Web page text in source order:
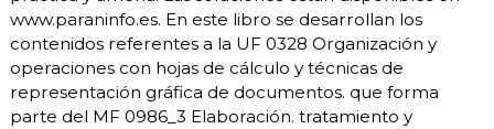
www.paraninfo.es. En este libro se desarrollan los
contenidos referentes a la UF 0328 Organización y
operaciones con hojas de cálculo y técnicas de
representación gráfica de documentos. que forma
parte del MF 0986_3 Elaboración. tratamiento y